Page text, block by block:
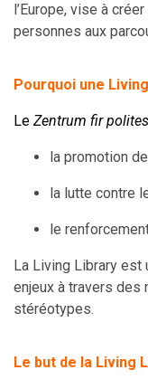
l’Europe, vise à
personnes aux
Pourquoi une
Le Zentrum fir
la promotion
la lutte contre
le
La Living Library est
enjeux à travers des
stéréotypes.
Le but de la Living